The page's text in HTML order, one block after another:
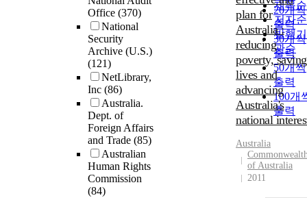
Office (370)
National
Security
Archive (U.S.)
(121)
NetLibrary,
Inc (86)
Australia.
Dept. of
Foreign Affairs
and Trade (85)
Australian
Human Rights
Commission
(84)
제목순
저자순
발행기
관순
20개씩
출력
30개씩
출력
50개씩
출력
100개
출력
plan for
Australia :
reducing
poverty, saving
lives and
advancing
Australia's
national
Australia
of Australia
2011